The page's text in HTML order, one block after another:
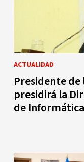
ACTUALIDAD
Presidente de
presidirá la
de Informática